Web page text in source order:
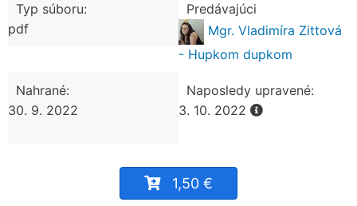
Typ súboru:
pdf
Predávajúci
Mgr. Vladimíra Zittová
- Hupkom dupkom
Nahrané:
30. 9. 2022
Naposledy upravené:
3. 10. 2022
1,50 €